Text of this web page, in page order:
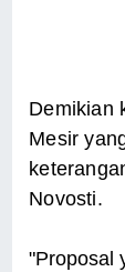
Demikian
Mesir
Novosti.
"Proposal